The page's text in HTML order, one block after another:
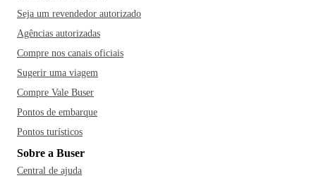
Seja um revendedor autorizado
Agências autorizadas
Compre nos canais oficiais
Sugerir uma viagem
Compre Vale Buser
Pontos de embarque
Pontos turísticos
Sobre a Buser
Central de ajuda